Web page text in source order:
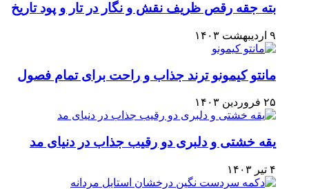
بته جقه رقص ظریف نقش و نگار در تار و پود تاریخ
۹ اردیبهشت ۱۴۰۳
مانتو کیمونو ترند جذاب و راحت برای تمام فصول
۲۵ فروردین ۱۴۰۳
یقه خشتی و دلبری دو رقیب جذاب در دنیای مد
۴ تیر ۱۴۰۳